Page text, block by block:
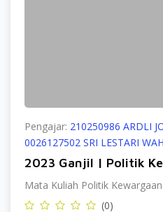
Pengajar: 210250986 ARDLI
0026127502 SRI LESTARI
2023 Ganjil | Politik
Mata Kuliah Politik
(0)